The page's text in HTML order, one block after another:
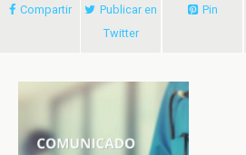
Compartir
Publicar en
Twitter
Pin